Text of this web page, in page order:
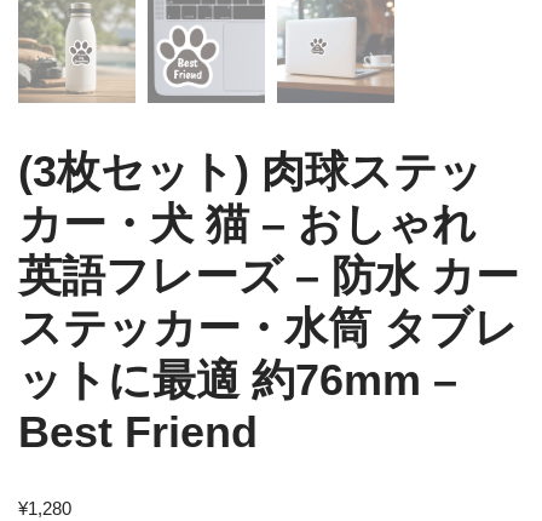
(3枚セット) 肉球ステッ
カー・犬 猫 – おしゃれ
英語フレーズ – 防水 カー
ステッカー・水筒 タブレ
ットに最適 約76mm –
Best Friend
¥1,280